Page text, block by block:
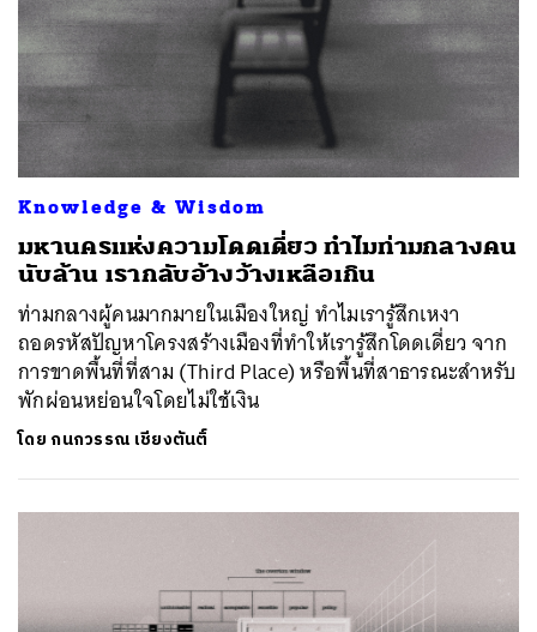
Knowledge & Wisdom
มหานครแห่งความโดดเดี่ยว ทำไมท่ามกลางคน
นับล้าน เรากลับอ้างว้างเหลือเกิน
ท่ามกลางผู้คนมากมายในเมืองใหญ่ ทำไมเรารู้สึกเหงา
ถอดรหัสปัญหาโครงสร้างเมืองที่ทำให้เรารู้สึกโดดเดี่ยว จาก
การขาดพื้นที่ที่สาม (Third Place) หรือพื้นที่สาธารณะสำหรับ
พักผ่อนหย่อนใจโดยไม่ใช้เงิน
โดย กนกวรรณ เชียงตันติ์
SHARE TWEET LINE EMAIL